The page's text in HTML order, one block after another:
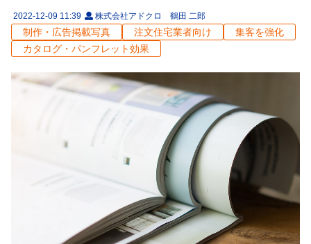
2022-12-09 11:39 株式会社アドクロ 鶴田 二郎
制作・広告掲載写真 注文住宅業者向け
集客を強化
カタログ・パンフレット効果